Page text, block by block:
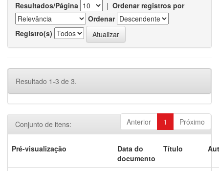
Resultados/Página | Ordenar registros por
Ordenar
Registro(s)
Resultado 1-3 de 3.
Anterior 1 Próximo
Conjunto de itens:
Pré-visualização
Data do
documento
Título